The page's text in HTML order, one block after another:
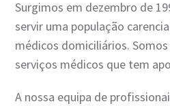
Surgimos em dezembro de
servir uma população
médicos domiciliários.
serviços médicos que tem
A nossa equipa de